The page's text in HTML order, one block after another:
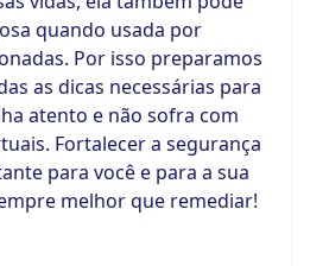
quando usada por
Por isso preparamos
as dicas necessárias para
atento e não sofra com
Fortalecer a segurança
para você e para a sua
melhor que remediar!